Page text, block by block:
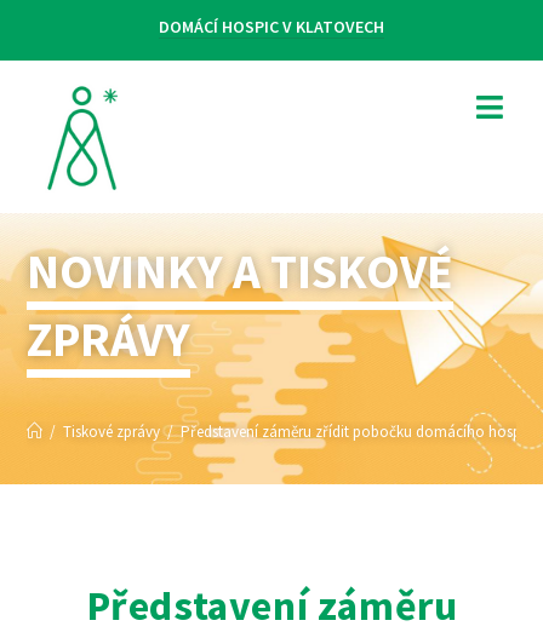
DOMÁCÍ HOSPIC V KLATOVECH
NOVINKY A TISKOVÉ
ZPRÁVY
/ Tiskové zprávy / Představení záměru zřídit pobočku domácího
Představení záměru